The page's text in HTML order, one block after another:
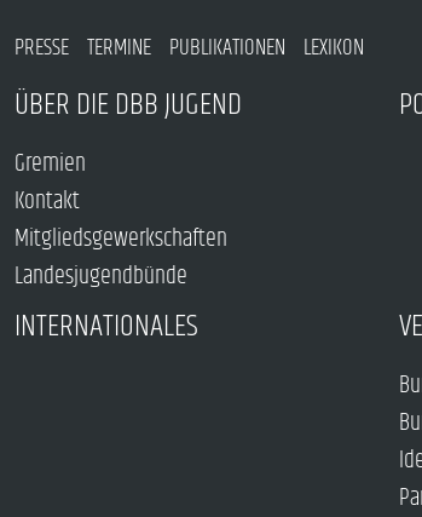
PRESSE TERMINE PUBLIKATIONEN LEXIKON
ÜBER DIE DBB JUGEND
Gremien
Kontakt
Mitgliedsgewerkschaften
Landesjugendbünde
INTERNATIONALES